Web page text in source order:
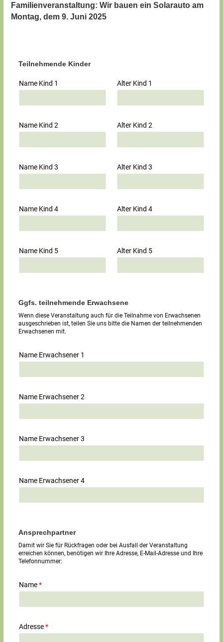
Familienveranstaltung: Wir bauen ein Solarauto am
Montag, dem 9. Juni 2025
Teilnehmende Kinder
Name Kind 1 Alter Kind 1
Name Kind 2 Alter Kind 2
Name Kind 3 Alter Kind 3
Name Kind 4 Alter Kind 4
Name Kind 5 Alter Kind 5
Ggfs. teilnehmende Erwachsene
Wenn diese Veranstaltung auch für die Teilnahme von Erwachsenen
ausgeschrieben ist, teilen Sie uns bitte die Namen der teilnehmenden
Erwachsenen mit.
Name Erwachsener 1
Name Erwachsener 2
Name Erwachsener 3
Name Erwachsener 4
Ansprechpartner
Damit wir Sie für Rückfragen oder bei Ausfall der Veranstaltung
erreichen können, benötigen wir Ihre Adresse, E-Mail-Adresse und Ihre
Telefonnummer:
Name*
Adresse*